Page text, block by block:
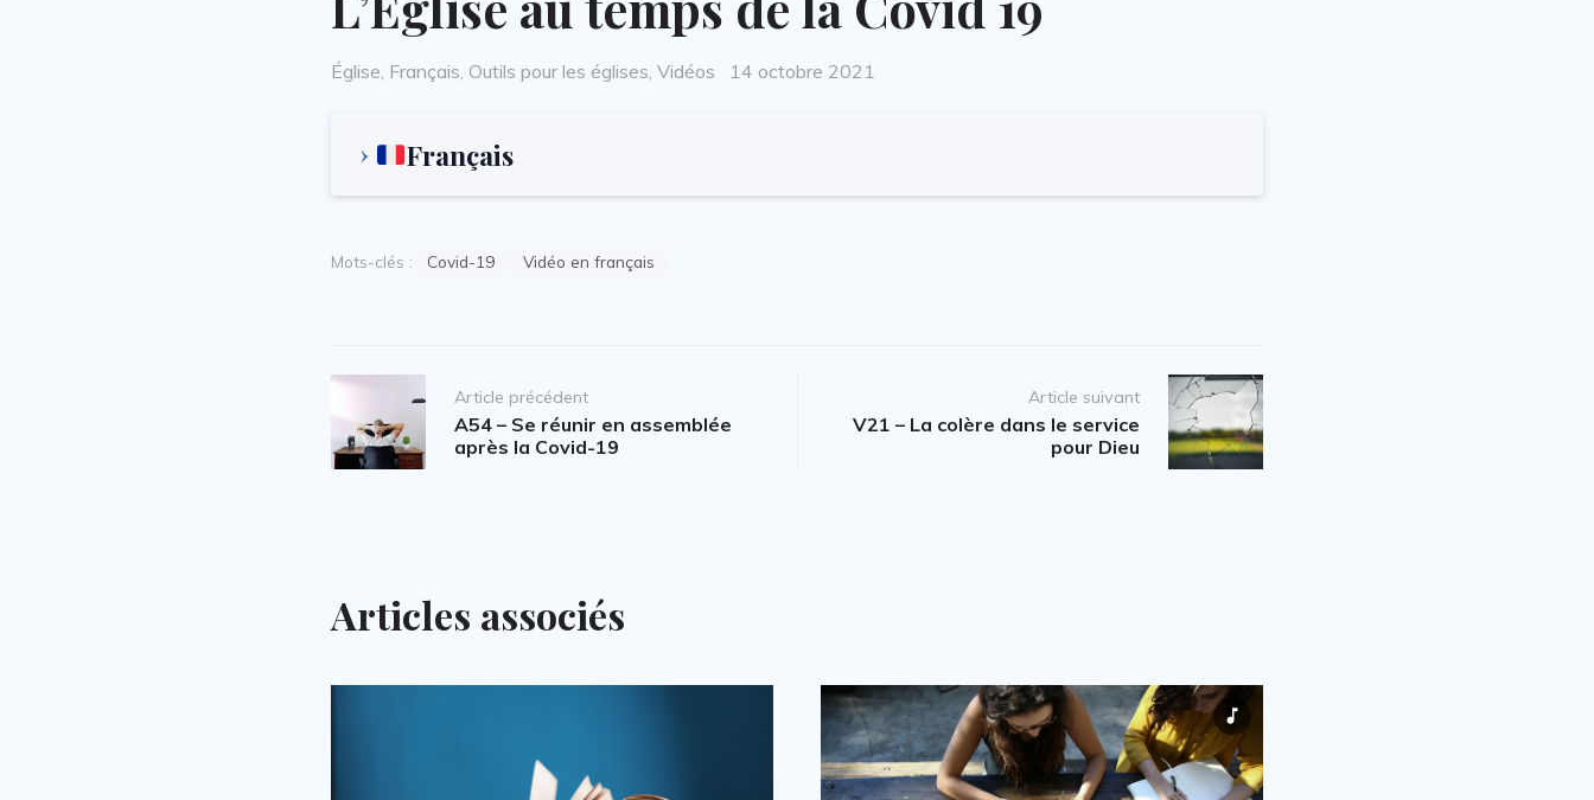
Categories
Église, Français, Outils pour les églises, Vidéos
Posted
14 octobre 2021
Français
Mots-clés : Covid-19 Vidéo en français
Post
navigation
Article précédent
A54 – Se réunir en assemblée
après la Covid-19
Article suivant
V21 – La colère dans le service
pour Dieu
Articles associés